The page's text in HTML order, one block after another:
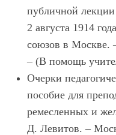
публичной
2 августа 1914
союзов в Москве.
– (В помощь
Очерки
пособие для
ремесленных и
Д. Левитов. –